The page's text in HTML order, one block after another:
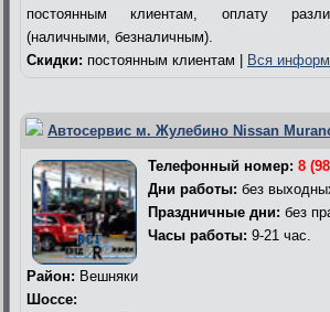
постоянным клиентам, оплату
(наличными, безналичным).
Скидки: постоянным клиентам | Вся
Автосервис м. Жулебино Nissan
Телефонный номер: 8
Дни работы: без
Праздничные дни: без
Часы работы: 9-21 час.
Район: Вешняки
Шоссе: